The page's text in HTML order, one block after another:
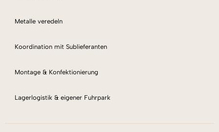
Metalle veredeln
Koordination mit Sublieferanten
Montage & Konfektionierung
Lagerlogistik & eigener Fuhrpark